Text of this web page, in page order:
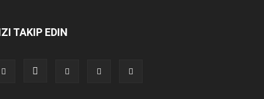
TAKIP EDIN